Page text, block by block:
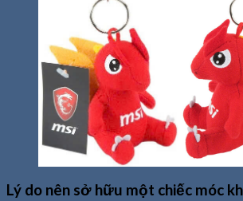
Lý do nên sở hữu một chiếc móc